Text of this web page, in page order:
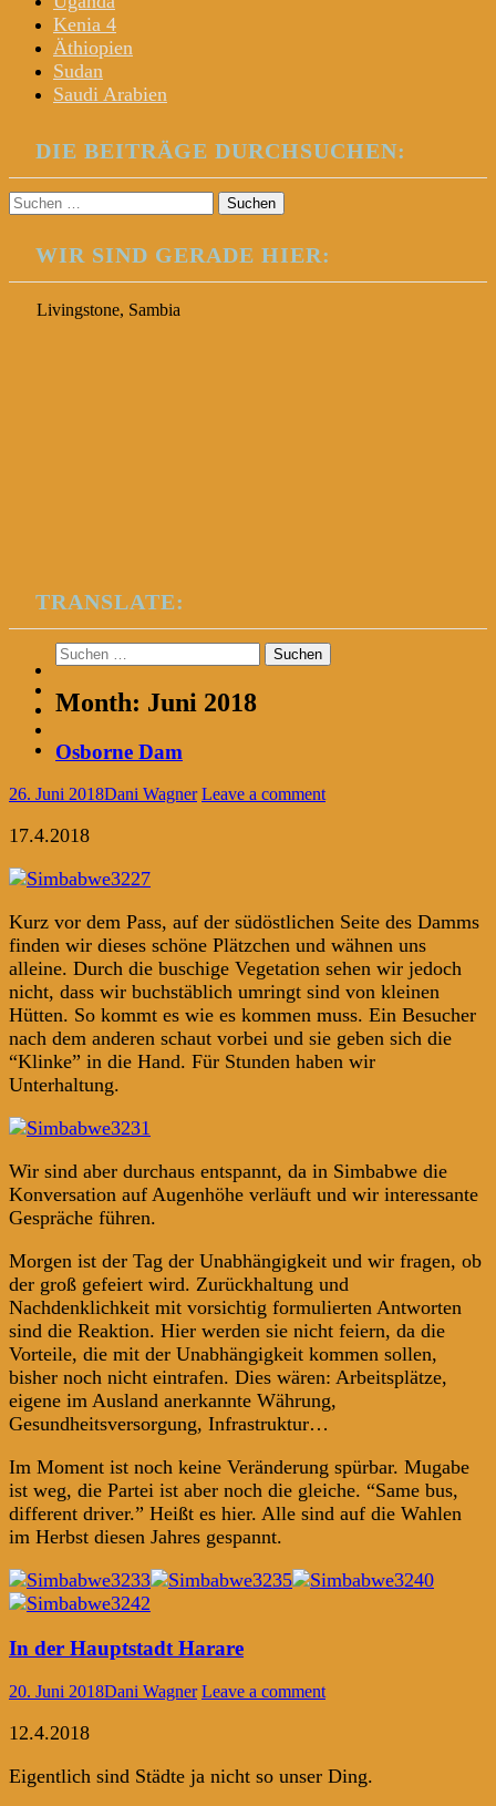
Kenia 4
Äthiopien
Sudan
Saudi Arabien
DIE BEITRÄGE DURCHSUCHEN:
Suchen
nach:
WIR SIND GERADE HIER:
Livingstone, Sambia
TRANSLATE:
Suchen
nach:
Month: Juni 2018
Osborne Dam
26. Juni 2018Dani Wagner Leave a comment
17.4.2018
Kurz vor dem Pass, auf der südöstlichen Seite des Damms
finden wir dieses schöne Plätzchen und wähnen uns
alleine. Durch die buschige Vegetation sehen wir jedoch
nicht, dass wir buchstäblich umringt sind von kleinen
Hütten. So kommt es wie es kommen muss. Ein Besucher
nach dem anderen schaut vorbei und sie geben sich die
“Klinke” in die Hand. Für Stunden haben wir
Unterhaltung.
Wir sind aber durchaus entspannt, da in Simbabwe die
Konversation auf Augenhöhe verläuft und wir interessante
Gespräche führen.
Morgen ist der Tag der Unabhängigkeit und wir fragen, ob
der groß gefeiert wird. Zurückhaltung und
Nachdenklichkeit mit vorsichtig formulierten Antworten
sind die Reaktion. Hier werden sie nicht feiern, da die
Vorteile, die mit der Unabhängigkeit kommen sollen,
bisher noch nicht eintrafen. Dies wären: Arbeitsplätze,
eigene im Ausland anerkannte Währung,
Gesundheitsversorgung, Infrastruktur…
Im Moment ist noch keine Veränderung spürbar. Mugabe
ist weg, die Partei ist aber noch die gleiche. “Same bus,
different driver.” Heißt es hier. Alle sind auf die Wahlen
im Herbst diesen Jahres gespannt.
In der Hauptstadt Harare
20. Juni 2018Dani Wagner Leave a comment
12.4.2018
Eigentlich sind Städte ja nicht so unser Ding.